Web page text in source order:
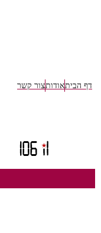
דף הביתאודותצור קשר